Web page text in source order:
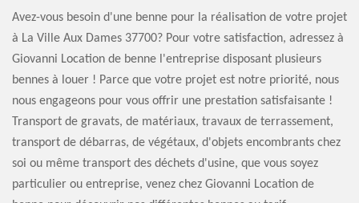
Avez-vous besoin d'une benne pour la réalisation de votre projet
à La Ville Aux Dames 37700? Pour votre satisfaction, adressez à
Giovanni Location de benne l'entreprise disposant plusieurs
bennes à louer ! Parce que votre projet est notre priorité, nous
nous engageons pour vous offrir une prestation satisfaisante !
Transport de gravats, de matériaux, travaux de terrassement,
transport de débarras, de végétaux, d'objets encombrants chez
soi ou même transport des déchets d'usine, que vous soyez
particulier ou entreprise, venez chez Giovanni Location de